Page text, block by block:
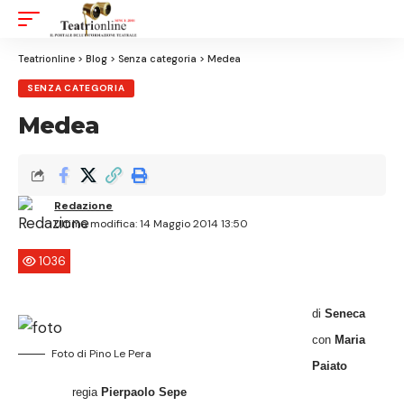
Teatrionline > Blog > Senza categoria > Medea
SENZA CATEGORIA
Medea
Ultima modifica: 14 Maggio 2014 13:50
Redazione
1036
Foto di Pino Le Pera
di Seneca
con Maria
Paiato
regia Pierpaolo Sepe